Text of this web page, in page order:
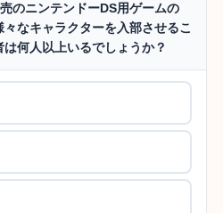
のニンテンドーDS用ゲームの
々なキャラクターを入部させるこ
何人以上いるでしょうか？